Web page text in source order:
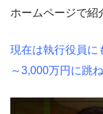
ホームページで紹
現在は執行役員に
～3,000万円に跳